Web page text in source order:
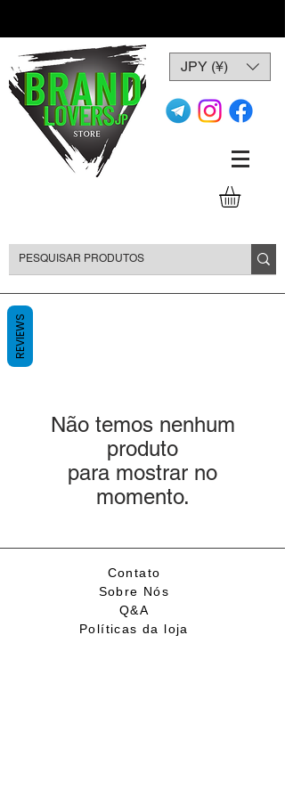
JPY (¥)
Não temos nenhum
produto
para mostrar no
momento.
Contato
Sobre Nós
Q&A
Políticas da loja
REVIEWS